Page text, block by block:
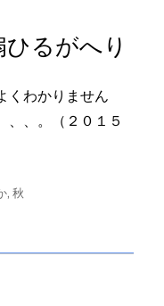
るがへり
くわかりません
、、。（２０１５
,秋